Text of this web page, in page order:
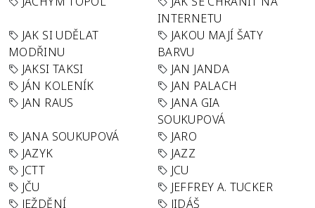
INTERNETU
JAK SI UDĚLAT
MODŘINU
JAKOU MAJÍ ŠATY
BARVU
JAKSI TAKSI
JAN JANDA
JÁN KOLENÍK
JAN PALACH
JAN RAUS
JANA GIA
SOUKUPOVÁ
JANA SOUKUPOVÁ
JARO
JAZYK
JAZZ
JCTT
JCU
JČU
JEFFREY A. TUCKER
JEŽDĚNÍ
JIDÁŠ